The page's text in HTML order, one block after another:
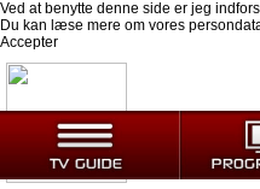
Ved at benytte denne side er jeg
Du kan læse mere om vores
Accepter